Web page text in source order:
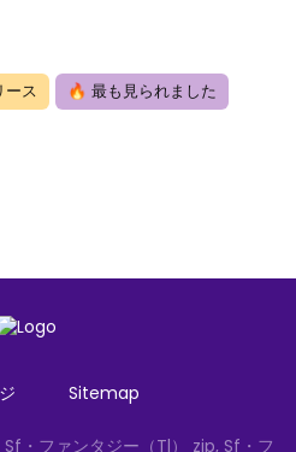
ース 🔥 最も見られました
Sitemap
・ファンタジー（Tl） zip, Sf・フ